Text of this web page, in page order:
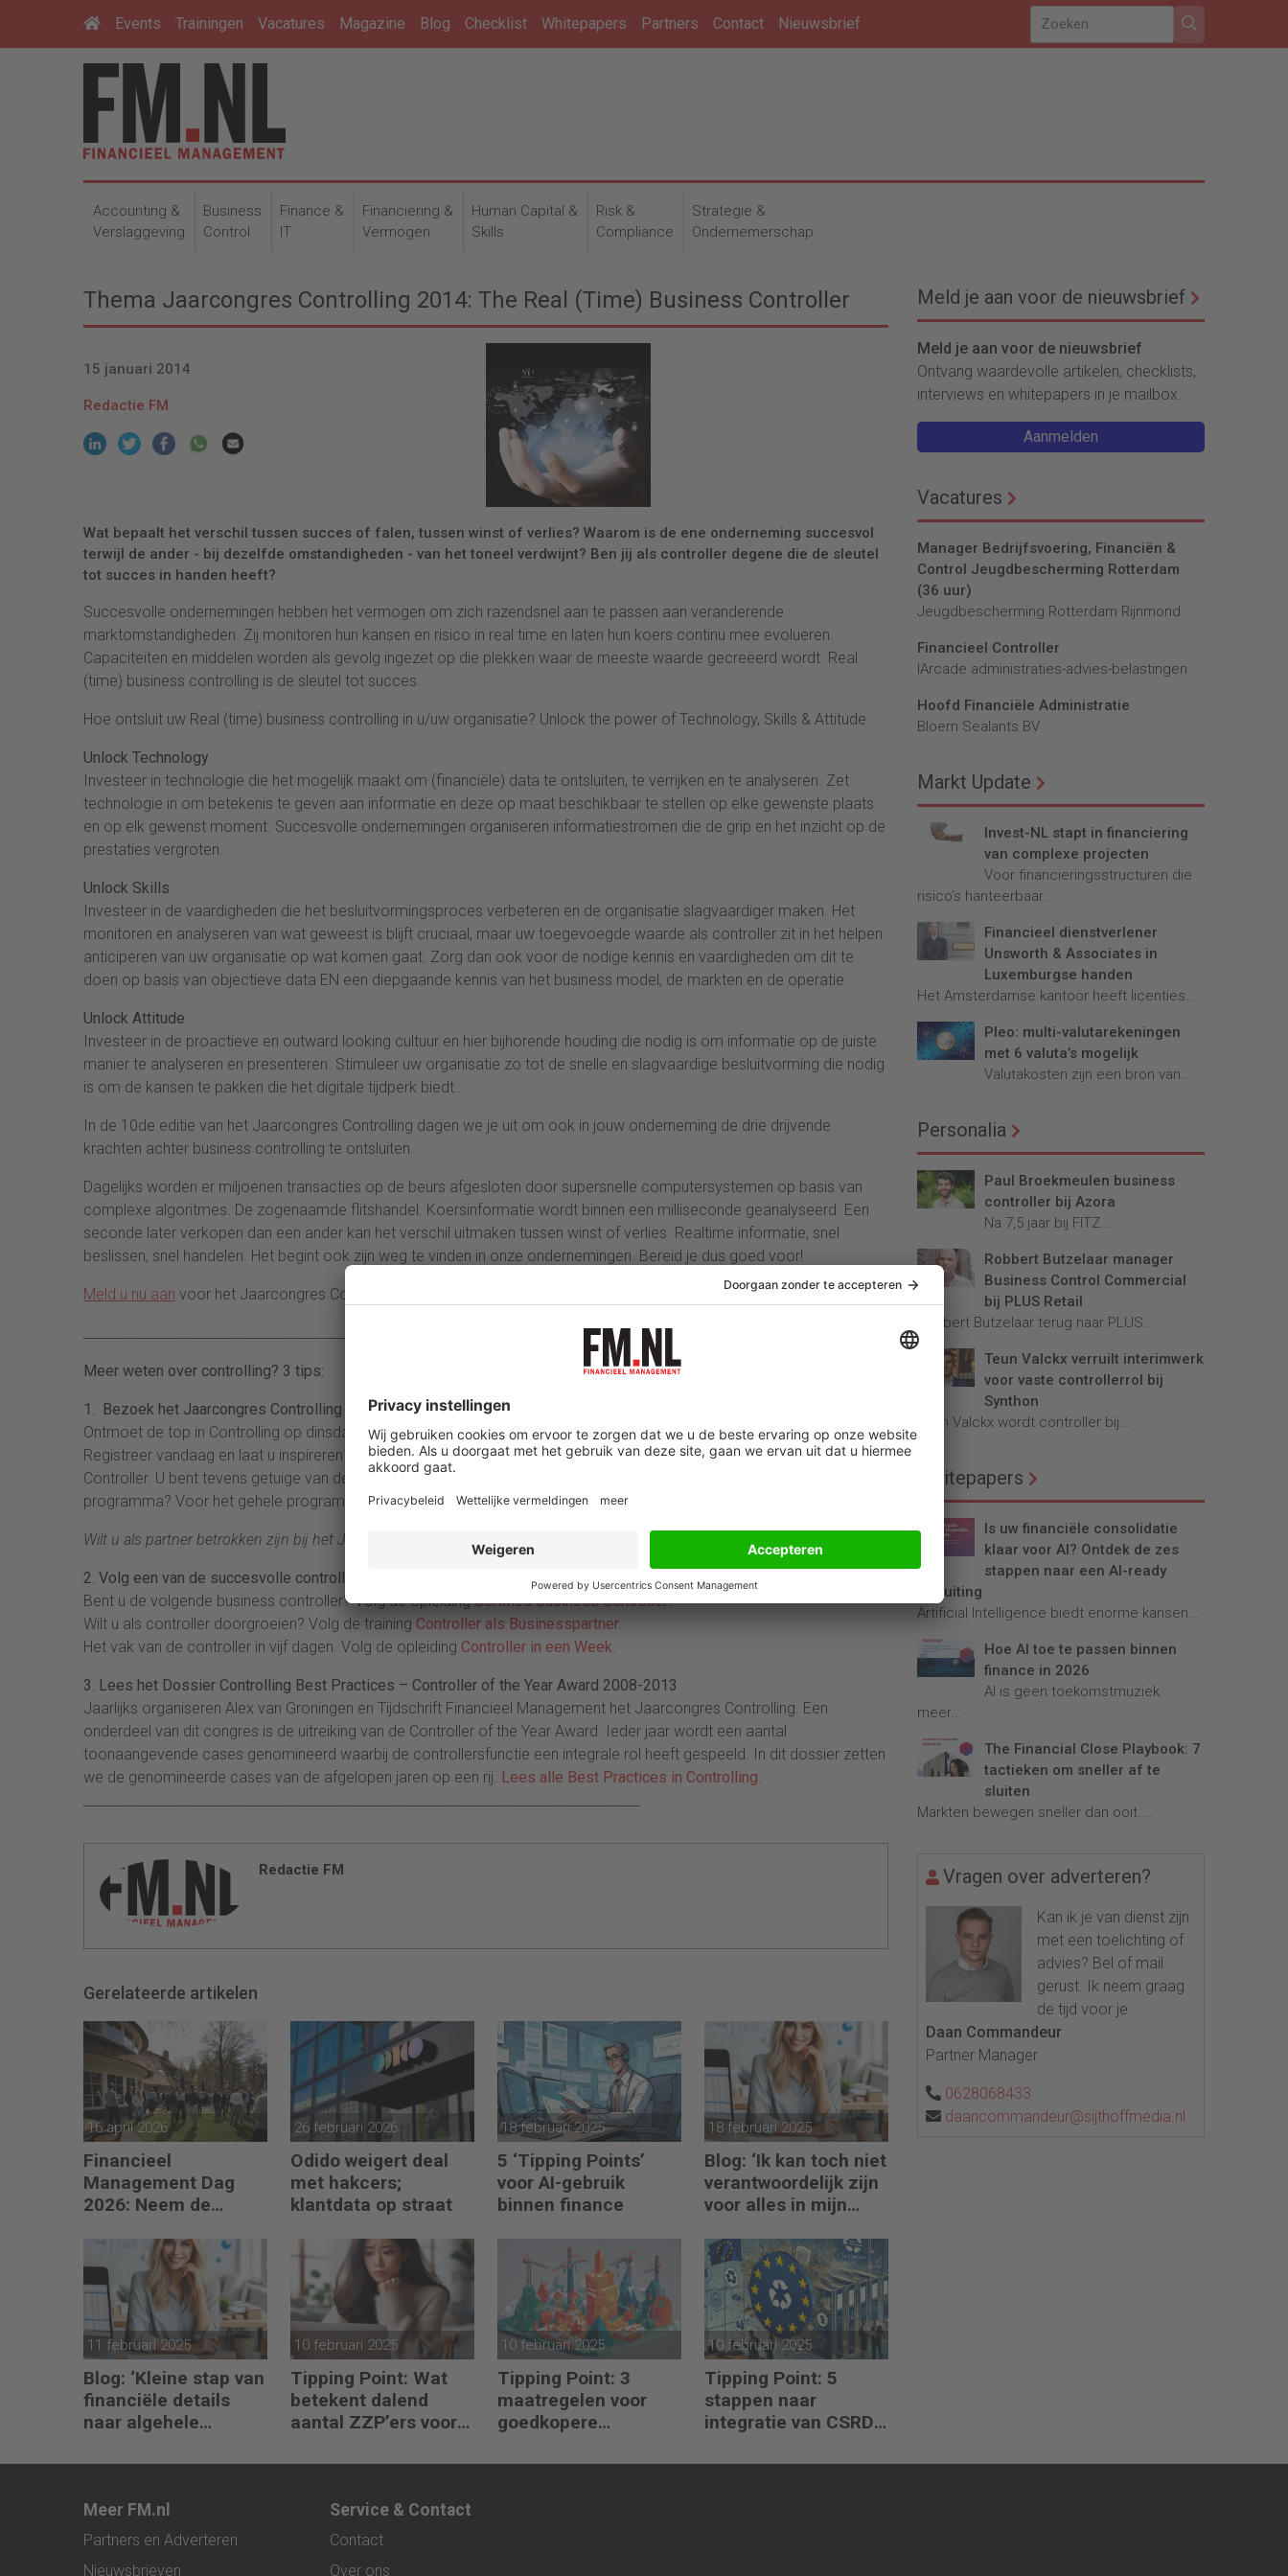
Events Trainingen Vacatures Magazine Blog Checklist Whitepapers Partners Contact Nieuwsbrief
Accounting &
Verslaggeving
Business
Control
Finance &
IT
Financiering &
Vermogen
Human Capital &
Skills
Risk &
Compliance
Strategie &
Ondernemerschap
Thema Jaarcongres Controlling 2014: The Real (Time) Business Controller
15 januari 2014
Redactie FM
Wat bepaalt het verschil tussen succes of falen, tussen winst of verlies? Waarom is de ene onderneming succesvol
terwijl de ander - bij dezelfde omstandigheden - van het toneel verdwijnt? Ben jij als controller degene die de sleutel
tot succes in handen heeft?
Succesvolle ondernemingen hebben het vermogen om zich razendsnel aan te passen aan veranderende
marktomstandigheden. Zij monitoren hun kansen en risico in real time en laten hun koers continu mee evolueren.
Capaciteiten en middelen worden als gevolg ingezet op die plekken waar de meeste waarde gecreëerd wordt. Real
(time) business controlling is de sleutel tot succes.
Hoe ontsluit uw Real (time) business controlling in u/uw organisatie? Unlock the power of Technology, Skills & Attitude
Unlock Technology
Investeer in technologie die het mogelijk maakt om (financiële) data te ontsluiten, te verrijken en te analyseren. Zet
technologie in om betekenis te geven aan informatie en deze op maat beschikbaar te stellen op elke gewenste plaats
en op elk gewenst moment. Succesvolle ondernemingen organiseren informatiestromen die de grip en het inzicht op de
prestaties vergroten.
Unlock Skills
Investeer in de vaardigheden die het besluitvormingsproces verbeteren en de organisatie slagvaardiger maken. Het
monitoren en analyseren van wat geweest is blijft cruciaal, maar uw toegevoegde waarde als controller zit in het helpen
anticiperen van uw organisatie op wat komen gaat. Zorg dan ook voor de nodige kennis en vaardigheden om dit te
doen op basis van objectieve data EN een diepgaande kennis van het business model, de markten en de operatie.
Unlock Attitude
Investeer in de proactieve en outward looking cultuur en hier bijhorende houding die nodig is om informatie op de juiste
manier te analyseren en presenteren. Stimuleer uw organisatie zo tot de snelle en slagvaardige besluitvorming die nodig
is om de kansen te pakken die het digitale tijdperk biedt…
In de 10de editie van het Jaarcongres Controlling dagen we je uit om ook in jouw onderneming de drie drijvende
krachten achter business controlling te ontsluiten.
Dagelijks worden er miljoenen transacties op de beurs afgesloten door supersnelle computersystemen op basis van
complexe algoritmes. De zogenaamde flitshandel. Koersinformatie wordt binnen een milliseconde geanalyseerd. Een
seconde later verkopen dan een ander kan het verschil uitmaken tussen winst of verlies. Realtime informatie, snel
beslissen, snel handelen. Het begint ook zijn weg te vinden in onze ondernemingen. Bereid je dus goed voor!
Meld u nu aan voor het Jaarcongres Controlling 2014
__________________________________________________________________________________
Meer weten over controlling? 3 tips:
1. Bezoek het Jaarcongres Controlling op 1 april 2014
Ontmoet de top in Controlling op dinsdag 1 april 2014 tijdens het Jaarcongres Controlling in het NBC in Nieuwegein.
Registreer vandaag en laat u inspireren door best practices en casepresentaties over The real (time) Business
Controller. U bent tevens getuige van de uitreiking van de Controller of the Year Award 2014. Nieuwsgierig naar het
programma? Voor het gehele programma en aanmelden gaat u direct naar
Controlling.nl
Wilt u als partner betrokken zijn bij het Jaarcongres Controlling? Mail dan
2. Volg een van de succesvolle controllersopleidingen
Bent u de volgende business controller? Volg de opleidingCertified Business Controller.
Wilt u als controller doorgroeien? Volg de training Controller als Businesspartner.
Het vak van de controller in vijf dagen. Volg de opleiding Controller in een Week.
3. Lees het Dossier Controlling Best Practices – Controller of the Year Award 2008-2013
Jaarlijks organiseren Alex van Groningen en Tijdschrift Financieel Management het Jaarcongres Controlling. Een
onderdeel van dit congres is de uitreiking van de Controller of the Year Award. Ieder jaar wordt een aantal
toonaangevende cases genomineerd waarbij de controllersfunctie een integrale rol heeft gespeeld. In dit dossier zetten
we de genomineerde cases van de afgelopen jaren op een rij. Lees alle Best Practices in Controlling.
Redactie FM
Gerelateerde artikelen
16 april 2026
Financieel
Management Dag
2026: Neem de
26 februari 2026
Odido weigert deal
met hakcers;
klantdata op straat
18 februari 2025
5 ‘Tipping Points’
voor AI-gebruik
binnen finance
18 februari 2025
Blog: ‘Ik kan toch niet
verantwoordelijk zijn
voor alles in mijn
11 februari 2025
Blog: ‘Kleine stap van
financiële details
naar algehele
10 februari 2025
Tipping Point: Wat
betekent dalend
aantal ZZP’ers voor
10 februari 2025
Tipping Point: 3
maatregelen voor
goedkopere
verduurzamen)
10 februari 2025
Tipping Point: 5
stappen naar
integratie van CSRD,
Taxonomie
Meld je aan voor de nieuwsbrief
Meld je aan voor de nieuwsbrief
Ontvang waardevolle artikelen, checklists,
interviews en whitepapers in je mailbox.
Aanmelden
Vacatures
Manager Bedrijfsvoering, Financiën &
Control Jeugdbescherming Rotterdam
(36 uur)
Jeugdbescherming Rotterdam Rijnmond
Financieel Controller
lArcade administraties-advies-belastingen
Hoofd Financiële Administratie
Bloem Sealants BV
Markt Update
Invest-NL stapt in financiering
van complexe projecten
Voor financieringsstructuren die
risico’s hanteerbaar...
Financieel dienstverlener
Unsworth & Associates in
Luxemburgse handen
Het Amsterdamse kantoor heeft licenties...
Pleo: multi-valutarekeningen
met 6 valuta’s mogelijk
Valutakosten zijn een bron van...
Personalia
Paul Broekmeulen business
controller bij Azora
Na 7,5 jaar bij FITZ...
Robbert Butzelaar manager
Business Control Commercial
bij PLUS Retail
Robbert Butzelaar terug naar PLUS...
Teun Valckx verruilt interimwerk
voor vaste controllerrol bij
Synthon
Teun Valckx wordt controller bij...
Whitepapers
Is uw financiële consolidatie
klaar voor AI? Ontdek de zes
stappen naar een AI-ready
afsluiting
Artificial Intelligence biedt enorme kansen...
Hoe AI toe te passen binnen
finance in 2026
AI is geen toekomstmuziek
meer...
The Financial Close Playbook: 7
tactieken om sneller af te
sluiten
Markten bewegen sneller dan ooit....
Vragen over adverteren?
Kan ik je van dienst zijn
met een toelichting of
advies? Bel of mail
gerust. Ik neem graag
de tijd voor je.
Daan Commandeur
Partner Manager
0628068433
daancommandeur@sijthoffmedia.nl
Meer FM.nl
Partners en Adverteren
Nieuwsbrieven
Service & Contact
Contact
Over ons